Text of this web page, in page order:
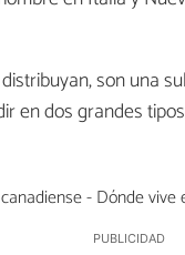
son una
en dos grandes